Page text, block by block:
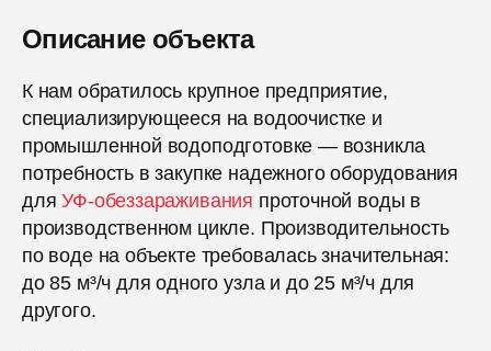
Описание объекта
К нам обратилось крупное предприятие,
специализирующееся на водоочистке и
промышленной водоподготовке — возникла
потребность в закупке надежного оборудования
дляУФ-обеззараживания проточной воды в
производственном цикле. Производительность
по воде на объекте требовалась значительная:
до 85 м³/ч для одного узла и до 25 м³/ч для
другого.